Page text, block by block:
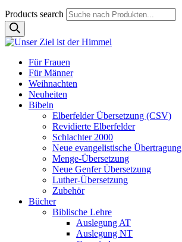
Products search
Für Frauen
Für Männer
Weihnachten
Neuheiten
Bibeln
Elberfelder Übersetzung (CSV)
Revidierte Elberfelder
Schlachter 2000
Neue evangelistische Übertragung
Menge-Übersetzung
Neue Genfer Übersetzung
Luther-Übersetzung
Zubehör
Bücher
Biblische Lehre
Auslegung AT
Auslegung NT